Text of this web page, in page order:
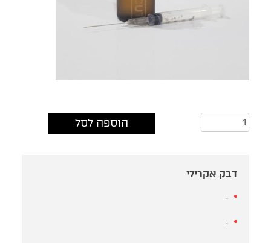
כמות
של
הוספה לסל
דבק אקרילי
.
.